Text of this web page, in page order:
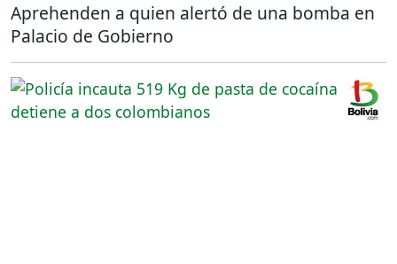
Aprehenden a quien alertó de una bomba en
Palacio de Gobierno